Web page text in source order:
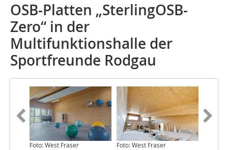
OSB-Platten „SterlingOSB-
Zero“ in der
Multifunktionshalle der
Sportfreunde Rodgau
Foto: West Fraser Foto: West Fraser